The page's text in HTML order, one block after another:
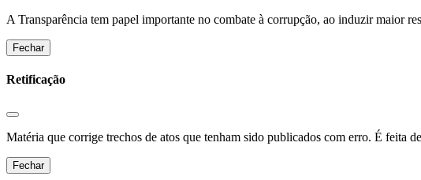
A Transparência tem papel importante no combate à corrupção, ao induzir maior
Fechar
Retificação
Matéria que corrige trechos de atos que tenham sido publicados com erro. É feita
Fechar